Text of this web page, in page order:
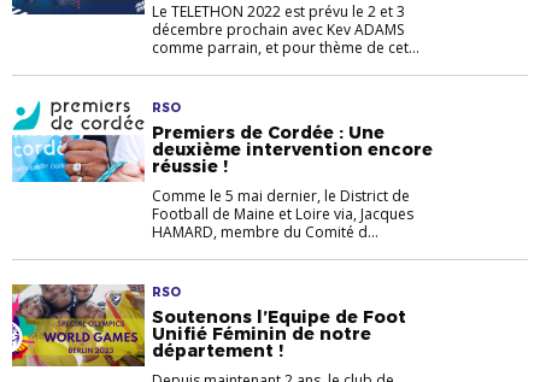
Le TELETHON 2022 est prévu le 2 et 3
décembre prochain avec Kev ADAMS
comme parrain, et pour thème de cet...
RSO
Premiers de Cordée : Une
deuxième intervention encore
réussie !
Comme le 5 mai dernier, le District de
Football de Maine et Loire via, Jacques
HAMARD, membre du Comité d...
RSO
Soutenons l’Equipe de Foot
Unifié Féminin de notre
département !